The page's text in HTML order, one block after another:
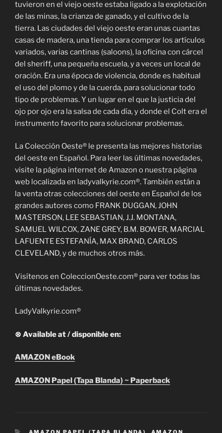
tuvieron en el viejo oeste estaba ligado a la explotación
de las minas, la crianza de ganado, y el cultivo de la
tierra. Las ciudades del viejo oeste eran unas cuantas
casas de madera, una tienda para comprar los artículos
variados, varias cantinas (saloons), la oficina con cárcel
del sheriff, una pequeña escuela, y a veces un local de
oración. Era una época de violencia, donde es habitual
el uso del plomo y de la cuerda, para solucionar todo
tipo de problemas. Y un lugar en el que la justicia del
ojo por ojo era la salsa de cada día, y donde el Colt era el
instrumento favorito para solucionar problemas.
La Colección Oeste® le presenta las mejores historias
del oeste en Español. Para leer las últimas novedades,
visite la página internet de Amazon o nuestra página
web localizada en ladyvalkyrie.com®. También están a
la venta otras colecciones del oeste en Español de los
grandes autores como FRANK DUGGAN, JOHN
MASTERSON, LEE SEBASTIAN, J.J. MONTANA,
SAMUEL WILCOX, ZANE GREY, B.M. BOWER, MARCIAL
LAFUENTE ESTEFANÍA, MAX BRAND, CARLOS
CLEVELAND, y de muchos otros más.
Visítenos en ColeccionOeste.com® para ver todas las
últimas novedades.
LadyValkyrie.com®
⊗ Available at / disponible en:
AMAZON eBook
AMAZON Papel (Tapa Blanda) ~ Paperback